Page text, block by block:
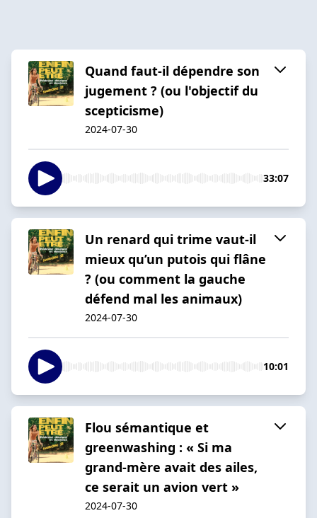
Quand faut-il dépendre son
jugement ? (ou l'objectif du
scepticisme)
2024-07-30
33:07
Un renard qui trime vaut-il
mieux qu’un putois qui flâne
? (ou comment la gauche
défend mal les animaux)
2024-07-30
10:01
Flou sémantique et
greenwashing : « Si ma
grand-mère avait des ailes,
ce serait un avion vert »
2024-07-30